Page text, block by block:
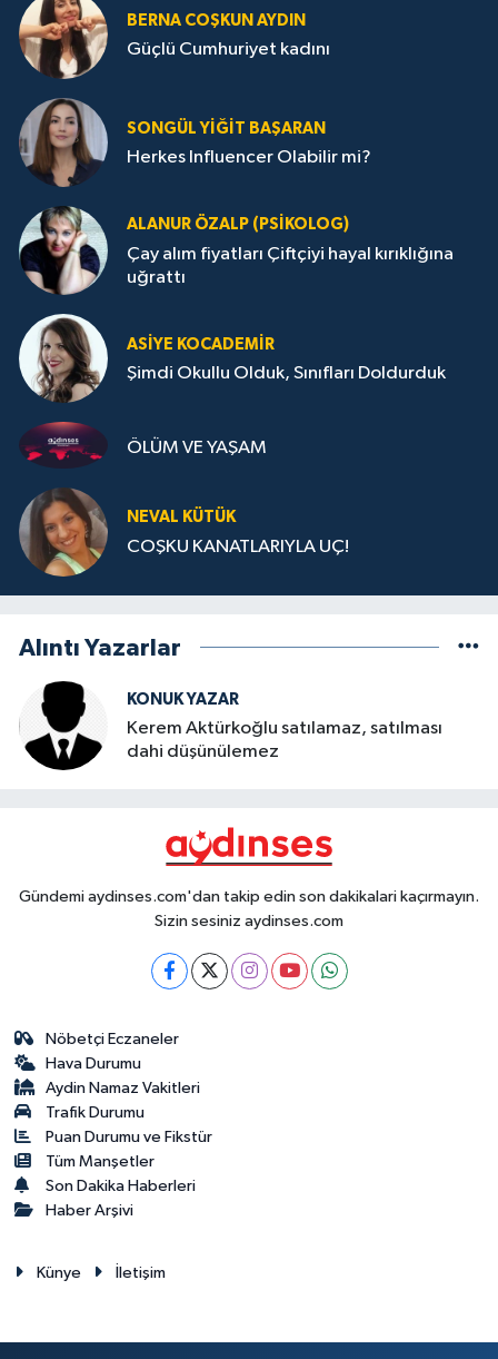
BERNA COŞKUN AYDIN
Güçlü Cumhuriyet kadını
SONGÜL YIĞIT BAŞARAN
Herkes Influencer Olabilir mi?
ALANUR ÖZALP (PSIKOLOG)
Çay alım fiyatları Çiftçiyi hayal kırıklığına
uğrattı
ASIYE KOCADEMİR
Şimdi Okullu Olduk, Sınıfları Doldurduk
ÖLÜM VE YAŞAM
NEVAL KÜTÜK
COŞKU KANATLARIYLA UÇ!
Alıntı Yazarlar
KONUK YAZAR
Kerem Aktürkoğlu satılamaz, satılması
dahi düşünülemez
Gündemi aydinses.com'dan takip edin son dakikalari kaçırmayın.
Sizin sesiniz aydinses.com
Nöbetçi Eczaneler
Hava Durumu
Aydin Namaz Vakitleri
Trafik Durumu
Puan Durumu ve Fikstür
Tüm Manşetler
Son Dakika Haberleri
Haber Arşivi
Künye İletişim